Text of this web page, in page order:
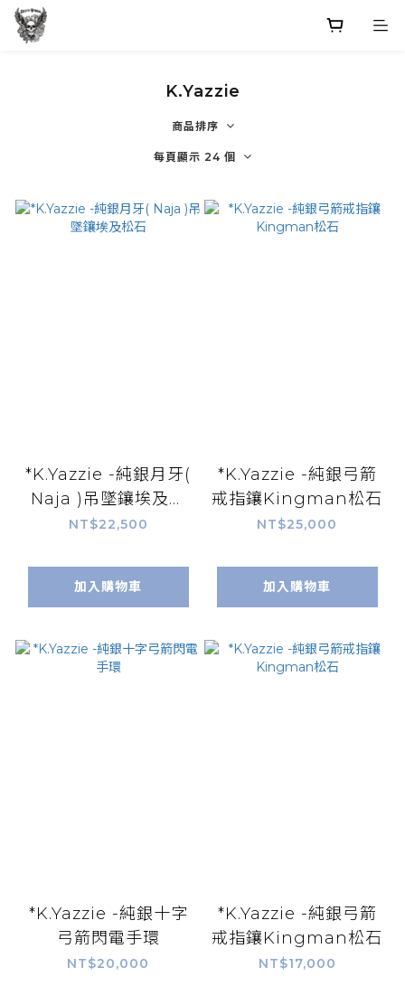
K.Yazzie
商品排序
每頁顯示 24 個
*K.Yazzie -純銀月牙(
Naja )吊墜鑲埃及松
石
NT$22,500
加入購物車
*K.Yazzie -純銀弓箭
戒指鑲Kingman松石
NT$25,000
加入購物車
*K.Yazzie -純銀十字
弓箭閃電手環
NT$20,000
*K.Yazzie -純銀弓箭
戒指鑲Kingman松石
NT$17,000